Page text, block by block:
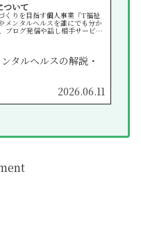
ついて
くりを目指す個人事業「T福祉
メンタルヘルスを誰にでも分か
ブログ発信や話し相手サービス
タルヘルスの解説・
2026.06.11